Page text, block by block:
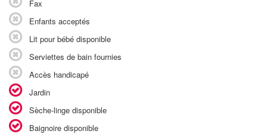
Fax
Enfants acceptés
Lit pour bébé disponible
Serviettes de bain fournies
Accès handicapé
Jardin
Sèche-linge disponible
Baignoire disponible